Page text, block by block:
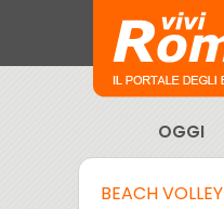
OGGI
BEACH VOLLEY